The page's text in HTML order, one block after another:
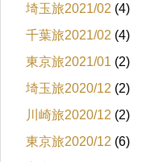
埼玉旅2021/02 (4)
千葉旅2021/02 (4)
東京旅2021/01 (2)
埼玉旅2020/12 (2)
川崎旅2020/12 (2)
東京旅2020/12 (6)